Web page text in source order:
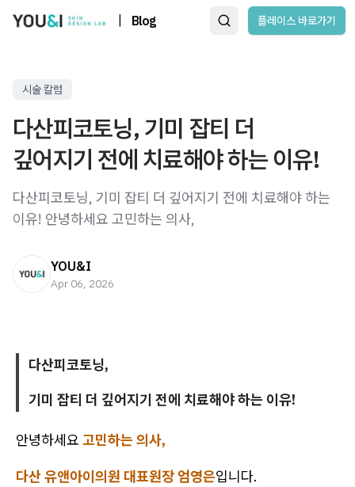
Blog 플레이스 바로가기
시술 칼럼
다산피코토닝, 기미 잡티 더
깊어지기 전에 치료해야 하는 이유!
다산피코토닝, 기미 잡티 더 깊어지기 전에 치료해야 하는
이유! 안녕하세요 고민하는 의사,
YOU&I
Apr 06, 2026
다산피코토닝,
기미 잡티 더 깊어지기 전에 치료해야 하는 이유!
안녕하세요 고민하는 의사,
다산 유앤아이의원 대표원장 엄영은입니다.